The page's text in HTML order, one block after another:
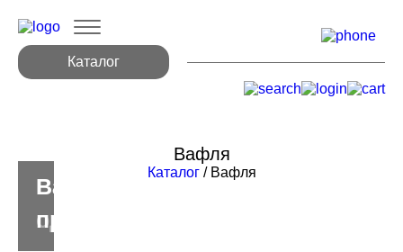
Каталог
Вафля
Каталог/ Вафля
Вафля
однотонная
Вафля
принтованная